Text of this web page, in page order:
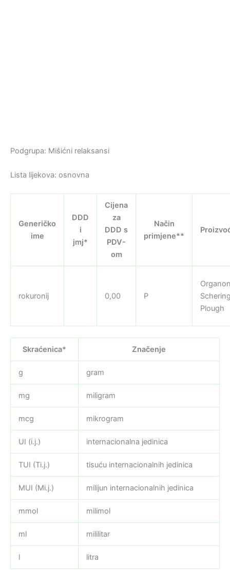
Podgrupa: Mišićni relaksansi
Lista lijekova: osnovna
Generičko
ime
DDD
i
jmj*
Cijena
za
DDD s
PDV-
om
Način
primjene**
rokuronij 0,00 P
Plough
Skraćenica* Značenje
g gram
mg miligram
mcg mikrogram
UI (i.j.) internacionalna jedinica
TUI (Ti.j.) tisuću internacionalnih jedinica
MUI (Mi.j.) milijun internacionalnih jedinica
mmol milimol
ml mililitar
l litra